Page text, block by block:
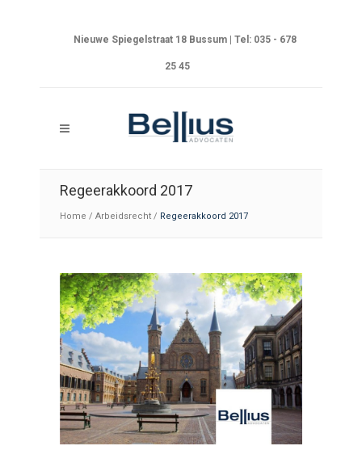
Nieuwe Spiegelstraat 18 Bussum | Tel: 035 - 678
25 45
Regeerakkoord 2017
Home / Arbeidsrecht / Regeerakkoord 2017